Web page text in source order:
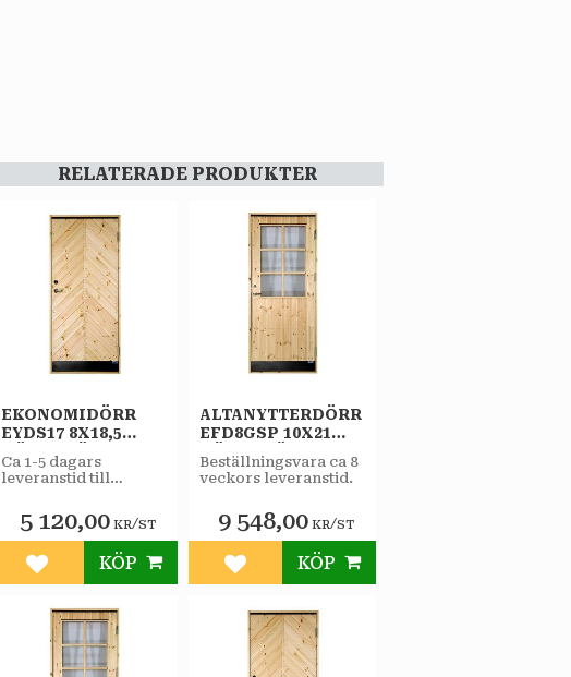
RELATERADE PRODUKTER
EKONOMIDÖRR
EYDS17 8X18,5
STAR
VARMFÖRRÅD
Ca 1-5 dagars
leveranstid till
5 120,00KR/ST
Lägg till i favoriter
KÖP
ALTANYTTERDÖRR
EFD8GSP 10X21
STAR
VARMFÖRRÅD
SPRÖJS
Beställningsvara ca 8
veckors leveranstid.
9 548,00KR/ST
Lägg till i favoriter
KÖP